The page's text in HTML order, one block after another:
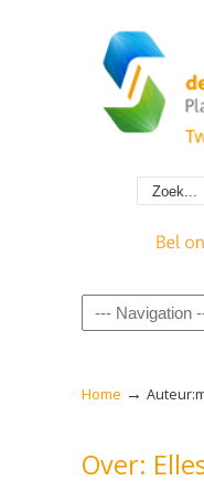
Navigation
Home →
Over: